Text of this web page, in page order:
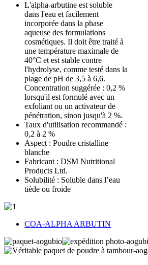
L'alpha-arbutine est soluble
dans l'eau et facilement
incorporée dans la phase
aqueuse des formulations
cosmétiques. Il doit être traité à
une température maximale de
40°C et est stable contre
l'hydrolyse, comme testé dans la
plage de pH de 3,5 à 6,6.
Concentration suggérée : 0,2 %
lorsqu'il est formulé avec un
exfoliant ou un activateur de
pénétration, sinon jusqu'à 2 %.
Taux d'utilisation recommandé :
0,2 à 2 %
Aspect : Poudre cristalline
blanche
Fabricant : DSM Nutritional
Products Ltd.
Solubilité : Soluble dans l’eau
tiède ou froide
COA-ALPHA ARBUTIN